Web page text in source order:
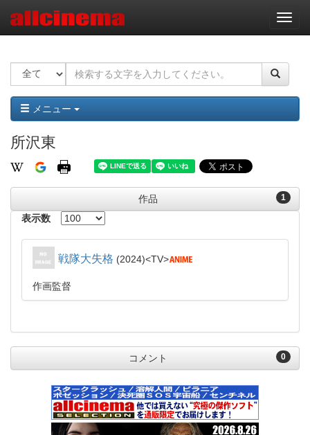
ナ
ビ
ー
ョ
ン
メニュー
所沢東
1
作品
表示数
戦隊大失格 2024 TV
作画監督
0
コメント